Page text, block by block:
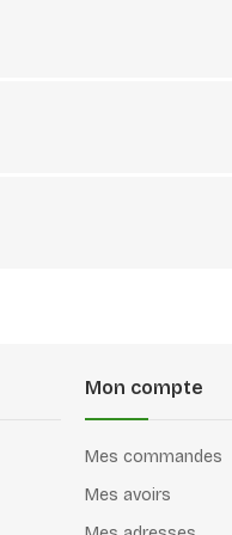
Mon compte
Mes commandes
Mes avoirs